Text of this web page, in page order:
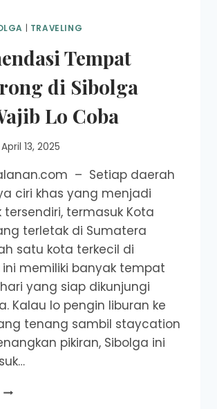
TRAVELING
Tempat
di Sibolga
Lo Coba
April 13, 2025
– Setiap daerah
ciri khas yang menjadi
termasuk Kota
terletak di Sumatera
satu kota terkecil di
ini memiliki banyak tempat
yang siap dikunjungi
Kalau lo pengin liburan ke
tenang sambil staycation
pikiran, Sibolga ini
REKOMENDASI